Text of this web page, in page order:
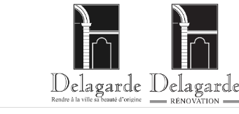
Panneau de gestion des cookies